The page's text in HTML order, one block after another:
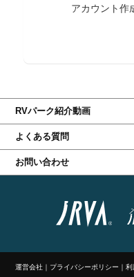
アカウント作
RVパーク紹介動画
よくある質問
お問い合わせ
運営会社 ｜ プライバシーポリシー ｜利